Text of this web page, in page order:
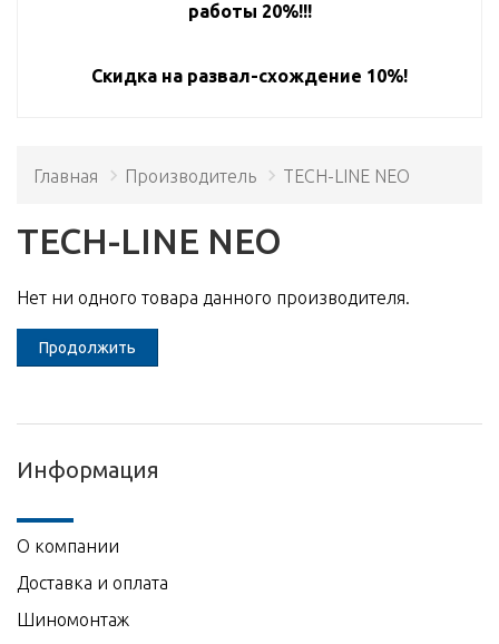
работы 20%!!!
Скидка на развал-схождение 10%!
Главная Производитель TECH-LINE NEO
TECH-LINE NEO
Нет ни одного товара данного производителя.
Продолжить
Информация
О компании
Доставка и оплата
Шиномонтаж